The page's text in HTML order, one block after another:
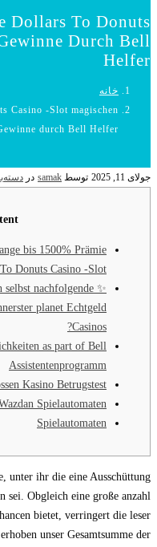
Dollars To Donuts
Durch Bell
Helfer
خانه
Casino -Slot magischen
durch Bell Helfer
جولای 11, 2025 توسط samak در
bis 1500% Prämie
Donuts Casino -Slot
selbst nachfolgende
planet Echtgeld
Casinos?
as part of Bell
Assistentenprogramm
Kasino Betrugstest
Spielautomaten
Spielautomaten
unter ihr die eine Ausschüttung
sei. Obgleich eine große anzahl
bietet, verringert die leser
unser Gesamtsumme der